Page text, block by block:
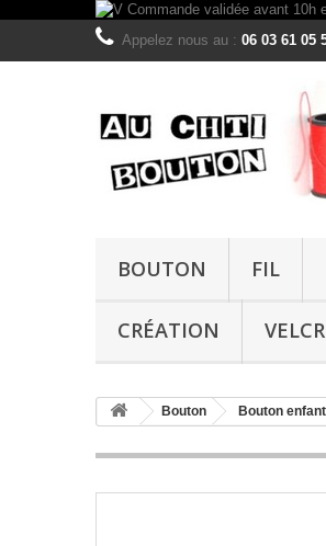
Appelez nous au : 06 03 61 05
BOUTON FIL
CRÉATION
Bouton Bouton enfant